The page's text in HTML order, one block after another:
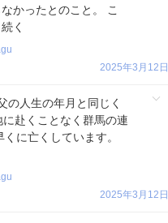
かったとのこと。 こ
く
2025年3月12日
の人生の年月と同じく
赴くことなく群馬の連
に亡くしています。
2025年3月12日